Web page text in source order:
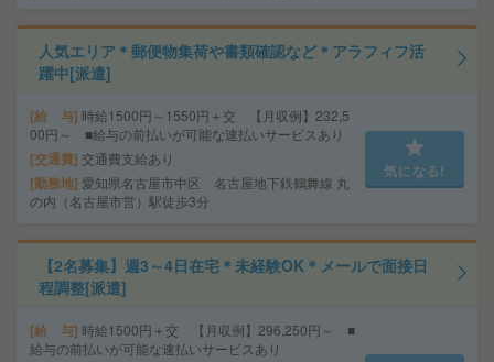
人気エリア＊郵便物集荷や書類確認など＊アラフィフ活
躍中[派遣]
給 与 時給1500円～1550円＋交 【月収例】232,5
00円～ ■給与の前払いが可能な速払いサービスあり
交通費 交通費支給あり
勤務地 愛知県名古屋市中区 名古屋地下鉄鶴舞線 丸
の内（名古屋市営）駅徒歩3分
気になる!
【2名募集】週3～4日在宅＊未経験OK＊メールで面接日
程調整[派遣]
給 与 時給1500円＋交 【月収例】296,250円～ ■
給与の前払いが可能な速払いサービスあり